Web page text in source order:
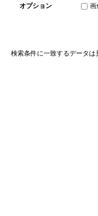
学連
オプション
画
検索条件に一致するデータ